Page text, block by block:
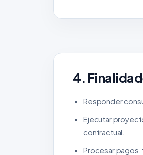
4.
Responder
Ejecutar
contractual.
Procesar pagos,